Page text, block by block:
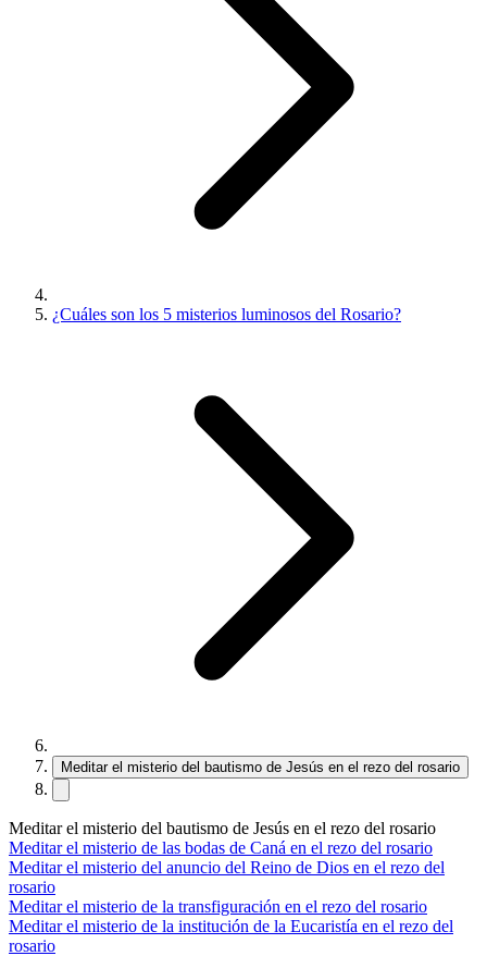
¿Cuáles son los 5 misterios luminosos del Rosario?
Meditar el misterio del bautismo de Jesús en el rezo del rosario
Meditar el misterio del bautismo de Jesús en el rezo del rosario
Meditar el misterio de las bodas de Caná en el rezo del rosario
Meditar el misterio del anuncio del Reino de Dios en el rezo del
rosario
Meditar el misterio de la transfiguración en el rezo del rosario
Meditar el misterio de la institución de la Eucaristía en el rezo del
rosario